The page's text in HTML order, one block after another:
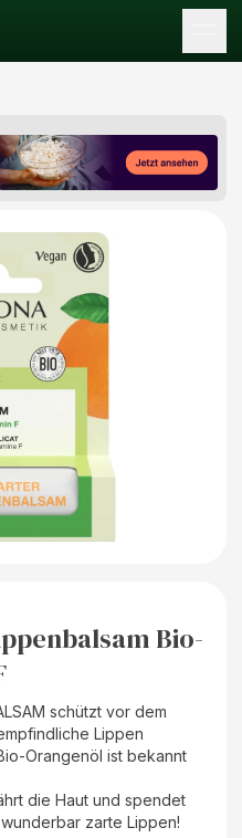
Bio-
schützt vor dem
Lippen
Orangenöl ist bekannt
die Haut und spendet
zarte Lippen!